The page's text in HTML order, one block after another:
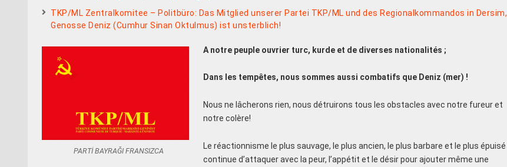
TKP/ML Zentralkomitee – Politbüro: Das Mitglied unserer Partei TKP/ML und des Regionalkommandos in Dersim,
Genosse Deniz (Cumhur Sinan Oktulmus) ist unsterblich!
PARTİ BAYRAĞI FRANSIZCA
A notre peuple ouvrier turc, kurde et de diverses nationalités ;
Dans les tempêtes, nous sommes aussi combatifs que Deniz (mer) !
Nous ne lâcherons rien, nous détruirons tous les obstacles avec notre fureur et
notre colère!
Le réactionnisme le plus sauvage, le plus ancien, le plus barbare et le plus épuisé
continue d’attaquer avec la peur, l’appétit et le désir pour ajouter même une